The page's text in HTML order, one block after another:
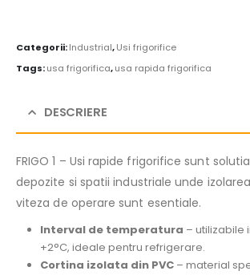
Categorii:Industrial,Usi frigorifice
Tags:usa frigorifica,usa rapida frigorifica
DESCRIERE
FRIGO 1 – Usi rapide frigorifice sunt
depozite si spatii industriale unde
viteza de operare sunt esentiale.
Interval de temperatura – utilizabile
+2°C, ideale pentru refrigerare.
Cortina izolata din PVC– material